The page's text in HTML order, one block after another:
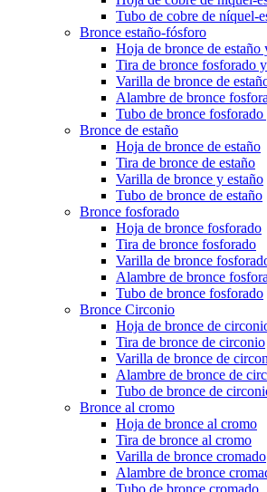
Tubo de cobre de níquel-
Bronce estaño-fósforo
Hoja de bronce de estaño
Tira de bronce fosforado
Varilla de bronce de
Alambre de bronce
Tubo de bronce fosforado
Bronce de estaño
Hoja de bronce de estaño
Tira de bronce de estaño
Varilla de bronce y estaño
Tubo de bronce de estaño
Bronce fosforado
Hoja de bronce fosforado
Tira de bronce fosforado
Varilla de bronce
Alambre de bronce
Tubo de bronce fosforado
Bronce Circonio
Hoja de bronce de
Tira de bronce de circonio
Varilla de bronce de
Alambre de bronce de
Tubo de bronce de
Bronce al cromo
Hoja de bronce al cromo
Tira de bronce al cromo
Varilla de bronce cromado
Alambre de bronce
Tubo de bronce cromado